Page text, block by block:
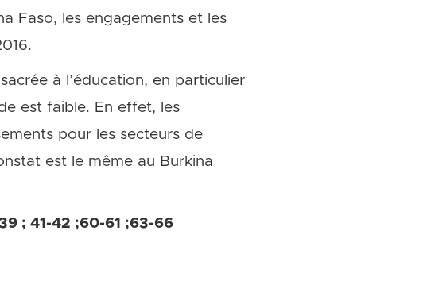
Faso, les engagements et les
à l’éducation, en particulier
est faible. En effet, les
pour les secteurs de
est le même au Burkina
; 41-42 ;60-61 ;63-66